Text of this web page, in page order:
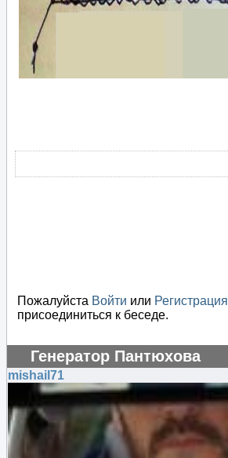
Пожалуйста Войти или Регистрация
присоединиться к беседе.
Генератор Пантюхова
mishail71